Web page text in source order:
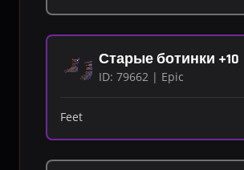
Старые ботинки +10
ID: 79662 | Epic
Feet